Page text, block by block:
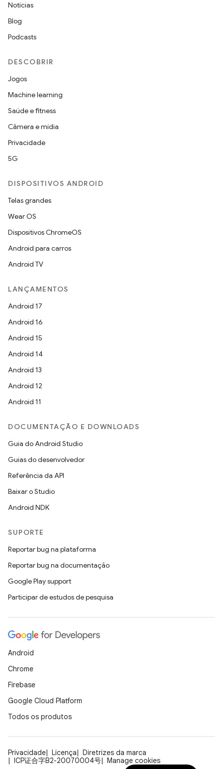
Notícias
Blog
Podcasts
DESCOBRIR
Jogos
Machine learning
Saúde e fitness
Câmera e mídia
Privacidade
5G
DISPOSITIVOS ANDROID
Telas grandes
Wear OS
Dispositivos ChromeOS
Android para carros
Android TV
LANÇAMENTOS
Android 17
Android 16
Android 15
Android 14
Android 13
Android 12
Android 11
DOCUMENTAÇÃO E DOWNLOADS
Guia do Android Studio
Guias do desenvolvedor
Referência da API
Baixar o Studio
Android NDK
SUPORTE
Reportar bug na plataforma
Reportar bug na documentação
Google Play support
Participar de estudos de pesquisa
Android
Chrome
Firebase
Google Cloud Platform
Todos os produtos
Privacidade Licença
Diretrizes da marca
ICP证合字B2-20070004号
Manage cookies